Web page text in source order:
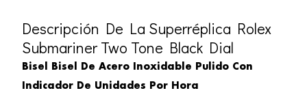
Descripción De La Superréplica Rolex
Submariner Two Tone Black Dial
Bisel Bisel De Acero Inoxidable Pulido Con
Indicador De Unidades Por Hora